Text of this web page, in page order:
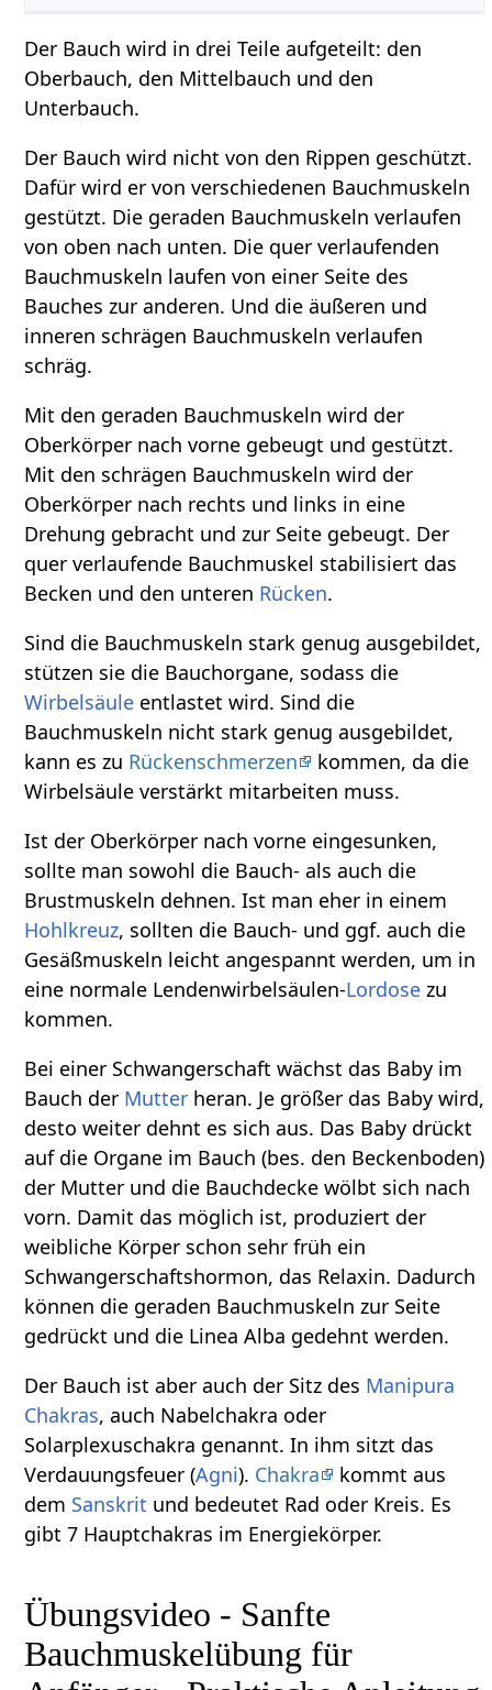
Der Bauch wird in drei Teile aufgeteilt: den
Oberbauch, den Mittelbauch und den
Unterbauch.
Der Bauch wird nicht von den Rippen geschützt.
Dafür wird er von verschiedenen Bauchmuskeln
gestützt. Die geraden Bauchmuskeln verlaufen
von oben nach unten. Die quer verlaufenden
Bauchmuskeln laufen von einer Seite des
Bauches zur anderen. Und die äußeren und
inneren schrägen Bauchmuskeln verlaufen
schräg.
Mit den geraden Bauchmuskeln wird der
Oberkörper nach vorne gebeugt und gestützt.
Mit den schrägen Bauchmuskeln wird der
Oberkörper nach rechts und links in eine
Drehung gebracht und zur Seite gebeugt. Der
quer verlaufende Bauchmuskel stabilisiert das
Becken und den unteren Rücken.
Sind die Bauchmuskeln stark genug ausgebildet,
stützen sie die Bauchorgane, sodass die
Wirbelsäule entlastet wird. Sind die
Bauchmuskeln nicht stark genug ausgebildet,
kann es zu Rückenschmerzen
kommen, da die
Wirbelsäule verstärkt mitarbeiten muss.
Ist der Oberkörper nach vorne eingesunken,
sollte man sowohl die Bauch- als auch die
Brustmuskeln dehnen. Ist man eher in einem
Hohlkreuz, sollten die Bauch- und ggf. auch die
Gesäßmuskeln leicht angespannt werden, um in
eine normale Lendenwirbelsäulen-Lordose zu
kommen.
Bei einer Schwangerschaft wächst das Baby im
Bauch der Mutter heran. Je größer das Baby wird,
desto weiter dehnt es sich aus. Das Baby drückt
auf die Organe im Bauch (bes. den Beckenboden)
der Mutter und die Bauchdecke wölbt sich nach
vorn. Damit das möglich ist, produziert der
weibliche Körper schon sehr früh ein
Schwangerschaftshormon, das Relaxin. Dadurch
können die geraden Bauchmuskeln zur Seite
gedrückt und die Linea Alba gedehnt werden.
Der Bauch ist aber auch der Sitz des Manipura
Chakras, auch Nabelchakra oder
Solarplexuschakra genannt. In ihm sitzt das
Verdauungsfeuer (Agni). Chakra
kommt aus
dem Sanskrit und bedeutet Rad oder Kreis. Es
gibt 7 Hauptchakras im Energiekörper.
Übungsvideo - Sanfte
Bauchmuskelübung für